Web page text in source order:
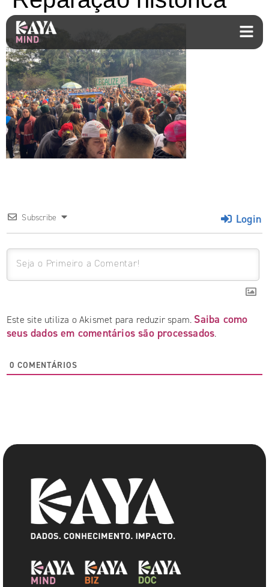
Subscribe Login
Este site utiliza o Akismet para reduzir spam. Saiba como
seus dados em comentários são processados.
0 COMENTÁRIOS